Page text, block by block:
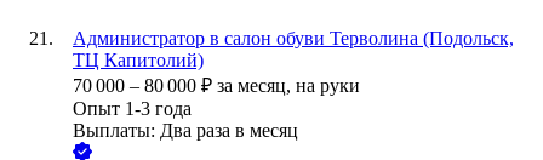
Администратор в салон обуви Терволина (Подольск,
ТЦ Капитолий)
70 000 – 80 000 ₽ за месяц, на руки
Опыт 1-3 года
Выплаты: Два раза в месяц